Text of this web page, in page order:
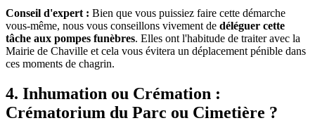
Conseil d'expert : Bien que vous puissiez faire cette démarche
vous-même, nous vous conseillons vivement de déléguer cette
tâche aux pompes funèbres. Elles ont l'habitude de traiter avec la
Mairie de Chaville et cela vous évitera un déplacement pénible dans
ces moments de chagrin.
4. Inhumation ou Crémation :
Crématorium du Parc ou Cimetière ?